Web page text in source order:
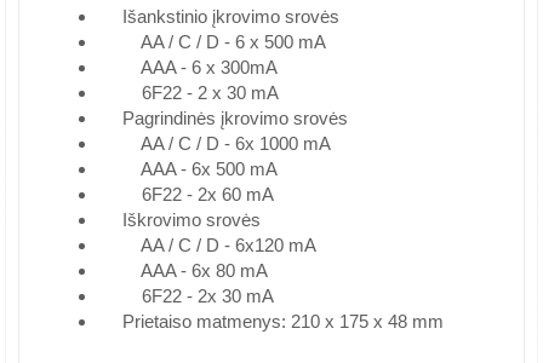
Išankstinio įkrovimo srovės
AA / C / D - 6 x 500 mA
AAA - 6 x 300mA
6F22 - 2 x 30 mA
Pagrindinės įkrovimo srovės
AA / C / D - 6x 1000 mA
AAA - 6x 500 mA
6F22 - 2x 60 mA
Iškrovimo srovės
AA / C / D - 6x120 mA
AAA - 6x 80 mA
6F22 - 2x 30 mA
Prietaiso matmenys: 210 x 175 x 48 mm